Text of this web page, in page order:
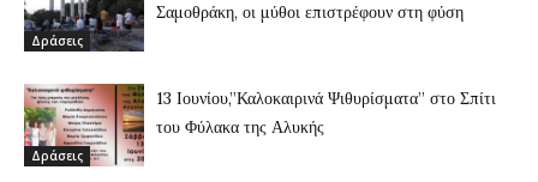
Δράσεις
Σαμοθράκη, οι μύθοι επιστρέφουν στη φύση
Δράσεις
13 Ιουνίου,”Καλοκαιρινά Ψιθυρίσματα” στο Σπίτι
του Φύλακα της Αλυκής